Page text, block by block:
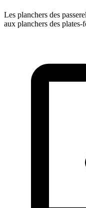
Les planchers des
aux planchers des plates-